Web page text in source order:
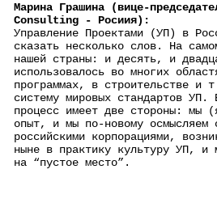
Марина Грашина (вице-
Consulting - Росиия):
Управление Проектами (УП) в
сказать несколько слов. На
нашей страны: и десять, и
использовалось во многих
программах, в строительстве и
систему мировых стандартов
процесс имеет две стороны: мы
опыт, и мы по-новому осмысляем
российскими корпорациями,
ныне в практику культуру УП, и
на “пустое место”.